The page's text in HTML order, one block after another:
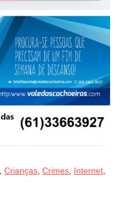
Crianças Crimes Internet